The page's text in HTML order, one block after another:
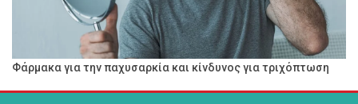
Φάρμακα για την παχυσαρκία και κίνδυνος για τριχόπτωση